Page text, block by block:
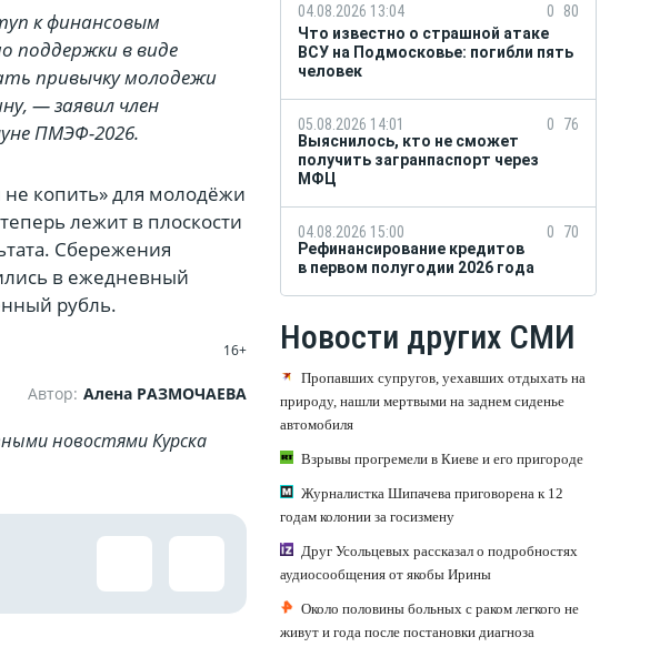
к финансовым
поддержки в виде
привычку молодежи
— заявил член
ПМЭФ-2026.
не копить» для молодёжи
лежит в плоскости
Сбережения
в ежедневный
рубль.
16+
Автор: Алена РАЗМОЧАЕВА
новостями Курска
04.08.2026 13:04 0
80
Что известно о страшной атаке
ВСУ на Подмосковье: погибли пять
человек
05.08.2026 14:01 0
76
Выяснилось, кто не сможет
получить загранпаспорт через
МФЦ
04.08.2026 15:00 0
70
Рефинансирование кредитов
в первом полугодии 2026 года
Новости других СМИ
Пропавших супругов, уехавших отдыхать на
природу, нашли мертвыми на заднем сиденье
автомобиля
Взрывы прогремели в Киеве и его пригороде
Журналистка Шипачева приговорена к 12
годам колонии за госизмену
Друг Усольцевых рассказал о подробностях
аудиосообщения от якобы Ирины
Около половины больных с раком легкого не
живут и года после постановки диагноза